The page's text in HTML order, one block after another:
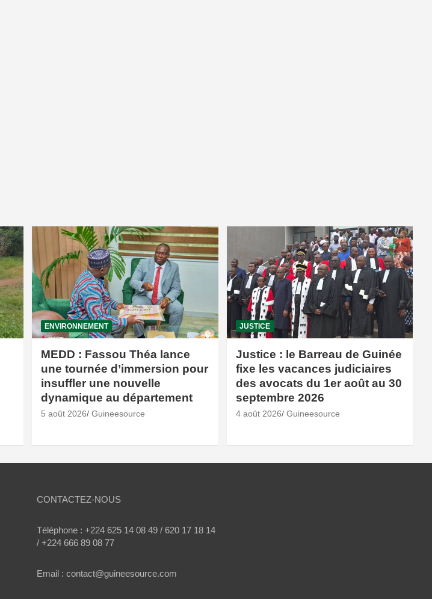
ENVIRONNEMENT
MEDD : Fassou Théa lance
une tournée d’immersion pour
insuffler une nouvelle
dynamique au département
5 août 2026 Guineesource
JUSTICE
Justice : le Barreau de Guinée
fixe les vacances judiciaires
des avocats du 1er août au 30
septembre 2026
4 août 2026 Guineesource
CONTACTEZ-NOUS
Téléphone : +224 625 14 08 49 / 620 17 18 14
/ +224 666 89 08 77
Email : contact@guineesource.com